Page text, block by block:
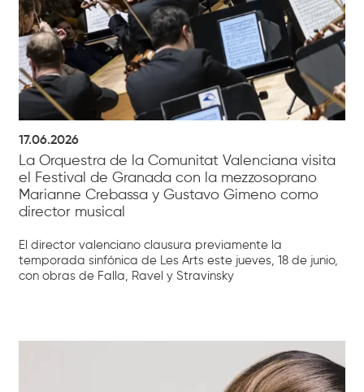
17.06.2026
La Orquestra de la Comunitat Valenciana visita
el Festival de Granada con la mezzosoprano
Marianne Crebassa y Gustavo Gimeno como
director musical
El director valenciano clausura previamente la
temporada sinfónica de Les Arts este jueves, 18 de junio,
con obras de Falla, Ravel y Stravinsky